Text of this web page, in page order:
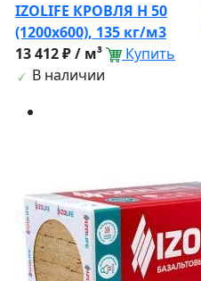
IZOLIFE КРОВЛЯ Н 50
(1200х600), 135 кг/м3
13 412 ₽ / м³
Купить
В наличии